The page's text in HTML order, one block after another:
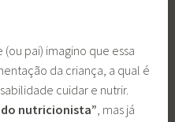
pai) imagino que essa
da criança, a qual é
cuidar e nutrir.
nutricionista”, mas já